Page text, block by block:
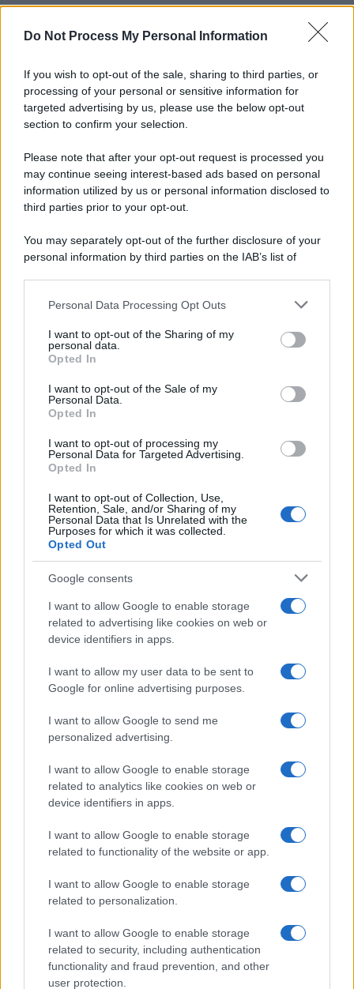
Do Not Process My Personal Information
If you wish to opt-out of the sale, sharing to third parties, or
processing of your personal or sensitive information for
targeted advertising by us, please use the below opt-out
section to confirm your selection.
Please note that after your opt-out request is processed you
may continue seeing interest-based ads based on personal
information utilized by us or personal information disclosed to
third parties prior to your opt-out.
You may separately opt-out of the further disclosure of your
personal information by third parties on the IAB’s list of
This information may also be disclosed by us to third parties
disclose it to other third parties.
Please note that this website/app uses one or more Google
services and may gather and store information including but
not limited to your visit or usage behaviour. You may click to
grant or deny consent to Google and its third-party tags to
consent section.
Personal Data Processing Opt Outs
I want to opt-out of the Sharing of my
personal data.
Opted In
I want to opt-out of the Sale of my
Personal Data.
Opted In
I want to opt-out of processing my
Personal Data for Targeted Advertising.
Opted In
I want to opt-out of Collection, Use,
Retention, Sale, and/or Sharing of my
Personal Data that Is Unrelated with the
Purposes for which it was collected.
Opted Out
Google consents
I want to allow Google to enable storage
related to advertising like cookies on web or
device identifiers in apps.
I want to allow my user data to be sent to
Google for online advertising purposes.
I want to allow Google to send me
personalized advertising.
I want to allow Google to enable storage
related to analytics like cookies on web or
device identifiers in apps.
I want to allow Google to enable storage
related to functionality of the website or app.
I want to allow Google to enable storage
related to personalization.
I want to allow Google to enable storage
related to security, including authentication
functionality and fraud prevention, and other
user protection.